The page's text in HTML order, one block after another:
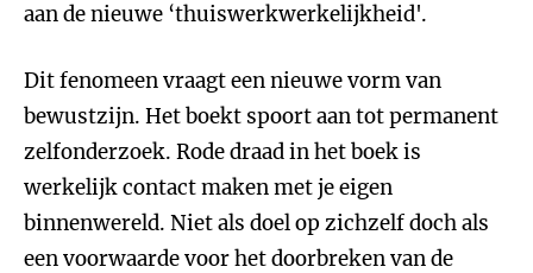
aan de nieuwe ‘thuiswerkwerkelijkheid'.
Dit fenomeen vraagt een nieuwe vorm van
bewustzijn. Het boekt spoort aan tot permanent
zelfonderzoek. Rode draad in het boek is
werkelijk contact maken met je eigen
binnenwereld. Niet als doel op zichzelf doch als
een voorwaarde voor het doorbreken van de